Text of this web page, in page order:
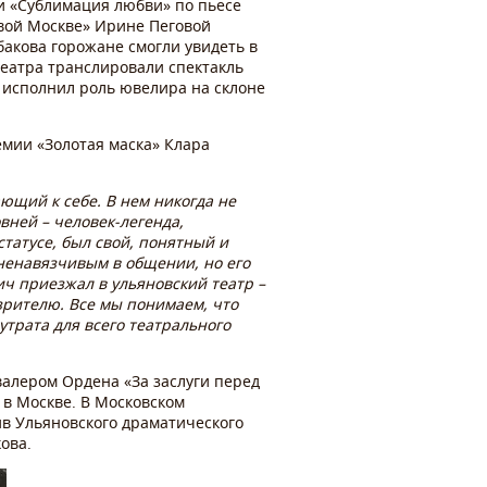
«Сублимация любви» по пьесе
Москве» Ирине Пеговой
горожане смогли увидеть в
транслировали спектакль
роль ювелира на склоне
«Золотая маска» Клара
к себе. В нем никогда не
– человек-легенда,
был свой, понятный и
в общении, но его
приезжал в ульяновский театр –
Все мы понимаем, что
для всего театрального
Ордена «За заслуги перед
Москве. В Московском
драматического